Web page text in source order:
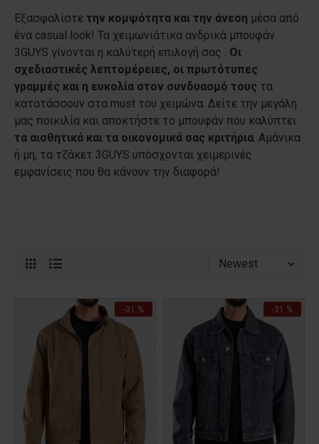
Εξασφαλίστε την κομψότητα και την άνεση μέσα από
ένα casual look! Τα χειμωνιάτικα ανδρικά μπουφάν
3GUYS γίνονται η καλύτερή επιλογή σας . Οι
σχεδιαστικές λεπτομέρειες, οι πρωτότυπες
γραμμές και η ευκολία στον συνδυασμό τους τα
κατατάσσουν στα must του χειμώνα. Δείτε την μεγάλη
μας ποικιλία και αποκτήστε το μπουφάν που καλύπτει
τα αισθητικά και τα οικονομικά σας κριτήρια. Αμάνικα
ή μη, τα τζάκετ 3GUYS υπόσχονται χειμερινές
εμφανίσεις που θα κάνουν την διαφορά!
-31 % -31 %